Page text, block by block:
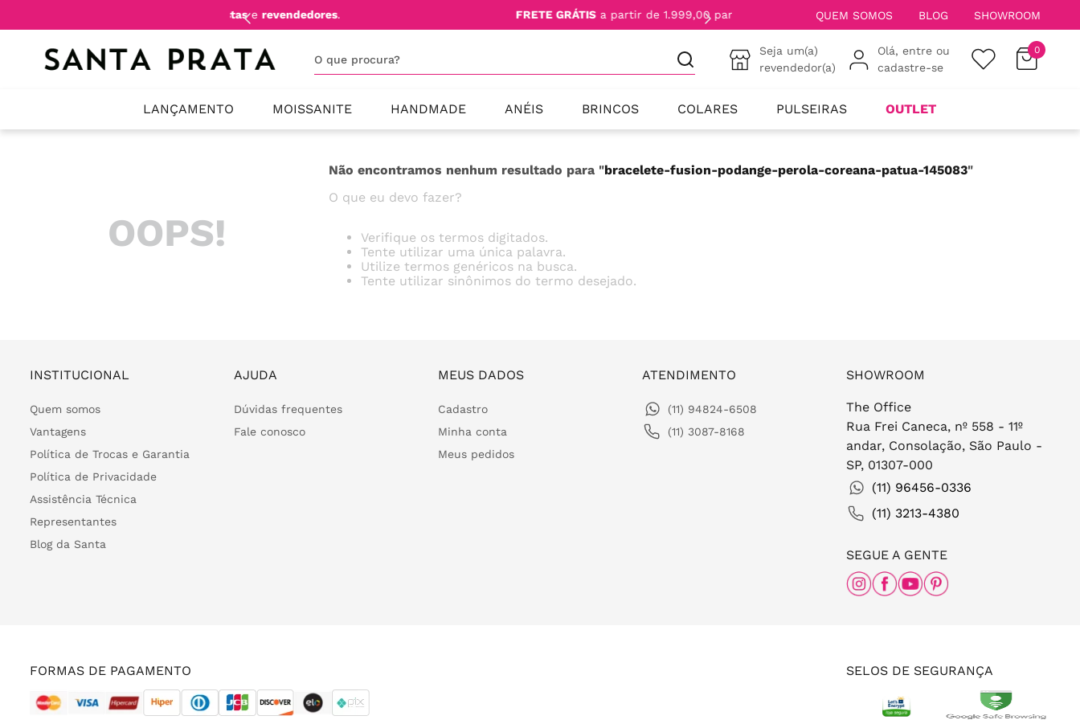
FRETE GRÁTIS a partir de 1.999,00 para todo Brasil QUEM SOMOS BLOG SHOWROOM
Seja um(a)
revendedor(a)
Olá, entre ou
cadastre-se
0
LANÇAMENTO MOISSANITE HANDMADE ANÉIS BRINCOS COLARES PULSEIRAS OUTLET
OOPS!
Não encontramos nenhum resultado para "bracelete-fusion-podange-perola-coreana-patua-145083"
O que eu devo fazer?
Verifique os termos digitados.
Tente utilizar uma única palavra.
Utilize termos genéricos na busca.
Tente utilizar sinônimos do termo desejado.
INSTITUCIONAL
Quem somos
Vantagens
Política de Trocas e Garantia
Política de Privacidade
Assistência Técnica
Representantes
Blog da Santa
AJUDA
Dúvidas frequentes
Fale conosco
MEUS DADOS
Cadastro
Minha conta
Meus pedidos
ATENDIMENTO
(11) 94824-6508
(11) 3087-8168
SHOWROOM
The Office
Rua Frei Caneca, nº 558 - 11º
andar, Consolação, São Paulo -
SP, 01307-000
(11) 96456-0336
(11) 3213-4380
SEGUE A GENTE
FORMAS DE PAGAMENTO SELOS DE SEGURANÇA